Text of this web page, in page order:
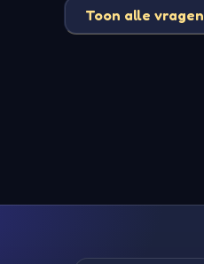
Toon alle vragen